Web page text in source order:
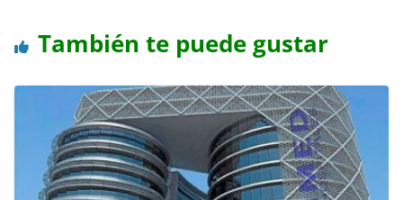
También te puede gustar